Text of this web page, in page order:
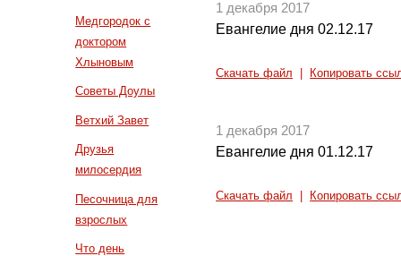
Медгородок с
доктором
Хлыновым
Советы Доулы
Ветхий Завет
Друзья
милосердия
Песочница для
взрослых
Что день
1 декабря 2017
Евангелие дня 02.12.17
Скачать файл Копировать
1 декабря 2017
Евангелие дня 01.12.17
Скачать файл Копировать